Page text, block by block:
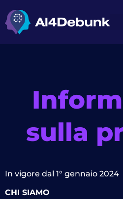
sulla
In vigore dal 1° gennaio 2024
CHI SIAMO